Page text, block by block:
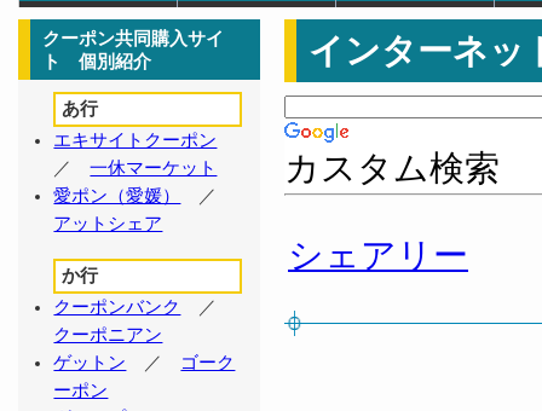
インターネッ
カスタム検索
シェアリー
クーポン共同購入サイ
ト 個別紹介
あ行
エキサイトクーポン
／一休マーケット
愛ポン（愛媛）
／
アットシェア
か行
クーポンバンク
／
クーポニアン
ゲットン ／ ゴーク
ーポン